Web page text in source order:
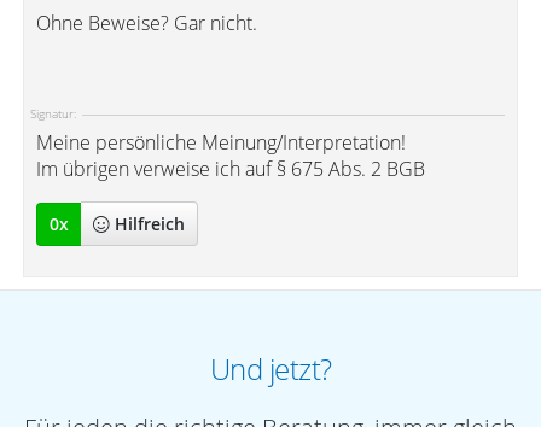
Ohne Beweise? Gar nicht.
Signatur:
Meine persönliche Meinung/Interpretation!
Im übrigen verweise ich auf § 675 Abs. 2 BGB
0x Hilfreich
Und jetzt?